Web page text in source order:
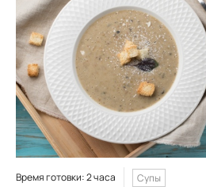
Время готовки: 2 часа Супы